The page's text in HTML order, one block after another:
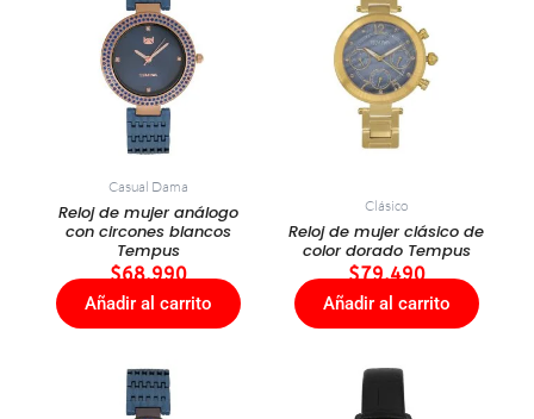
Casual Dama
Reloj de mujer análogo
con circones blancos
Tempus
$68.990
Añadir al carrito
Clásico
Reloj de mujer clásico de
color dorado Tempus
$79.490
Añadir al carrito